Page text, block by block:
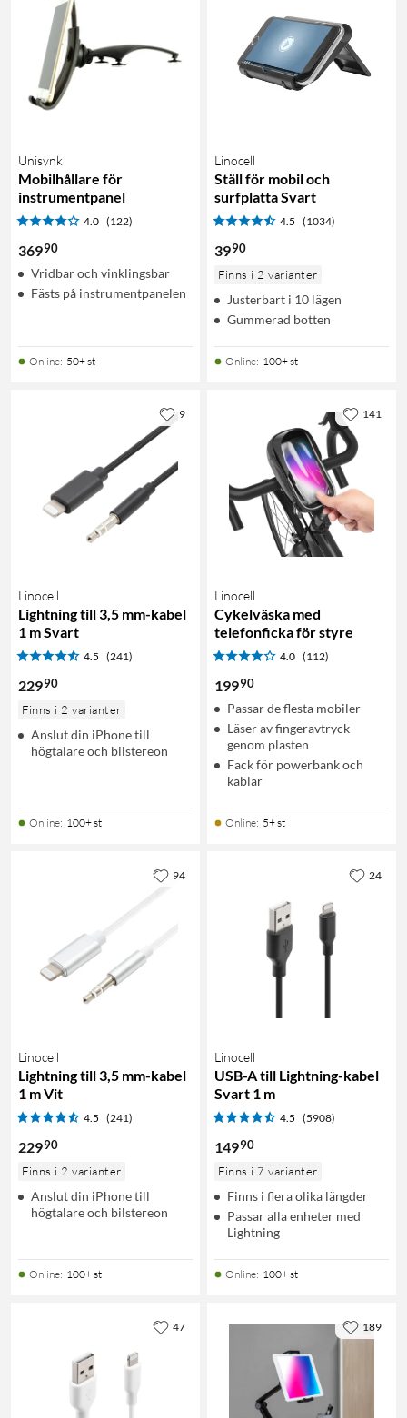
Unisynk
Mobilhållare för
instrumentpanel
4.0 (122)
36990
Vridbar och vinklingsbar
Fästs på instrumentpanelen
Online: 50+ st
Linocell
Ställ för mobil och
surfplatta Svart
4.5 (1034)
3990
Finns i 2 varianter
Justerbart i 10 lägen
Gummerad botten
Online: 100+ st
Linocell
Lightning till 3,5 mm-kabel
1 m Svart
4.5 (241)
22990
Finns i 2 varianter
Anslut din iPhone till
högtalare och bilstereon
Online: 100+ st
9
Linocell
Cykelväska med
telefonficka för styre
4.0 (112)
19990
Passar de flesta mobiler
Läser av fingeravtryck
genom plasten
Fack för powerbank och
kablar
Online: 5+ st
141
Linocell
Lightning till 3,5 mm-kabel
1 m Vit
4.5 (241)
22990
Finns i 2 varianter
Anslut din iPhone till
högtalare och bilstereon
Online: 100+ st
94
Linocell
USB-A till Lightning-kabel
Svart 1 m
4.5 (5908)
14990
Finns i 7 varianter
Finns i flera olika längder
Passar alla enheter med
Lightning
Online: 100+ st
24
47 189